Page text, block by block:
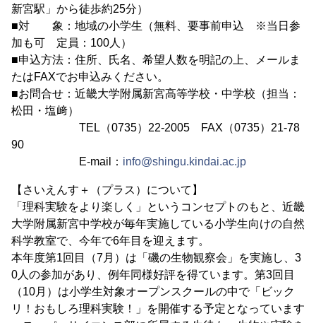
新宮駅」から徒歩約25分）
■対 象：地域の小学生（無料、要事前申込 ※当日参
加も可 定員：100人）
■申込方法：住所、氏名、希望人数を明記の上、メールま
たはFAXでお申込みください。
■お問合せ：近畿大学附属新宮高等学校・中学校（担当：
松田・塩﨑）
TEL（0735）22-2005 FAX（0735）21-78
90
E-mail： info@shingu.kindai.ac.jp
【さいえんす＋（プラス）について】
「理科実験をより楽しく」というコンセプトのもと、近畿
大学附属新宮中学校が毎年実施している小学生向けの自然
科学教室で、今年で6年目を迎えます。
本年度第1回目（7月）は「磯の生物観察会」を実施し、3
0人の参加があり、例年同様好評を得ています。第3回目
（10月）は小学生対象オープンスクールの中で「ビック
リ！おもしろ理科実験！」を開催する予定となっています